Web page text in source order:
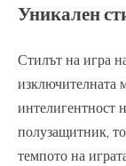
Уникален
Стилът на игра
изключителната
интелигентност
полузащитник,
темпото на